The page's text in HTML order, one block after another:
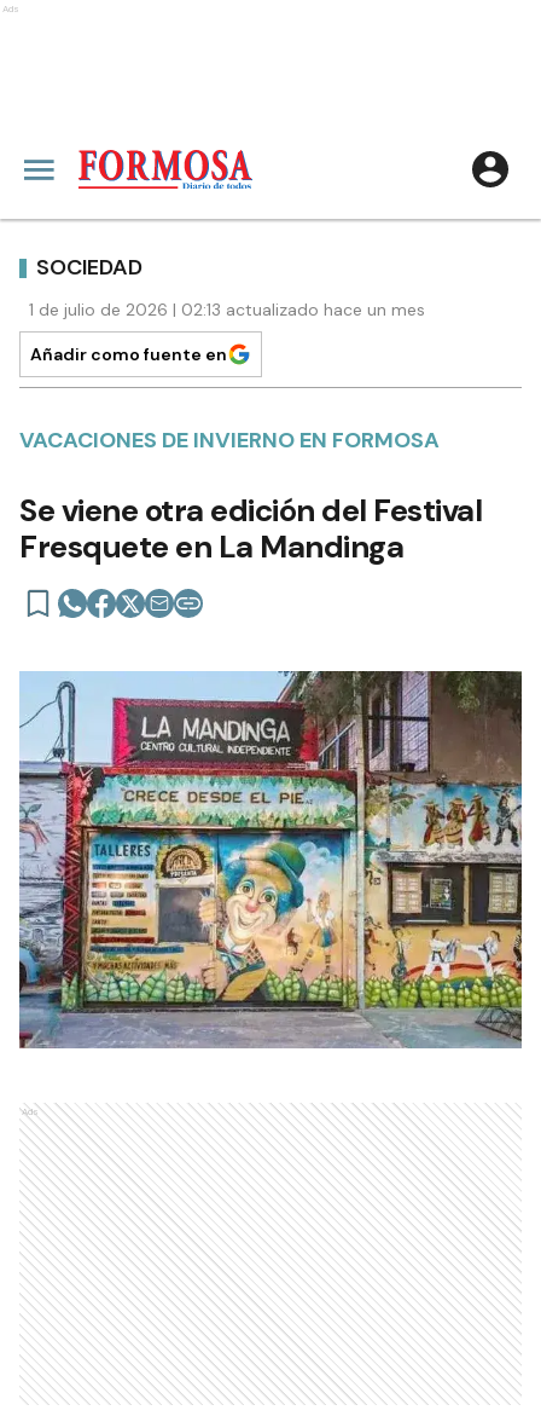
Ads
SOCIEDAD
1 de julio de 2026 | 02:13 actualizado hace un mes
Añadir como fuente en
VACACIONES DE INVIERNO EN FORMOSA
Se viene otra edición del Festival
Fresquete en La Mandinga
Ads